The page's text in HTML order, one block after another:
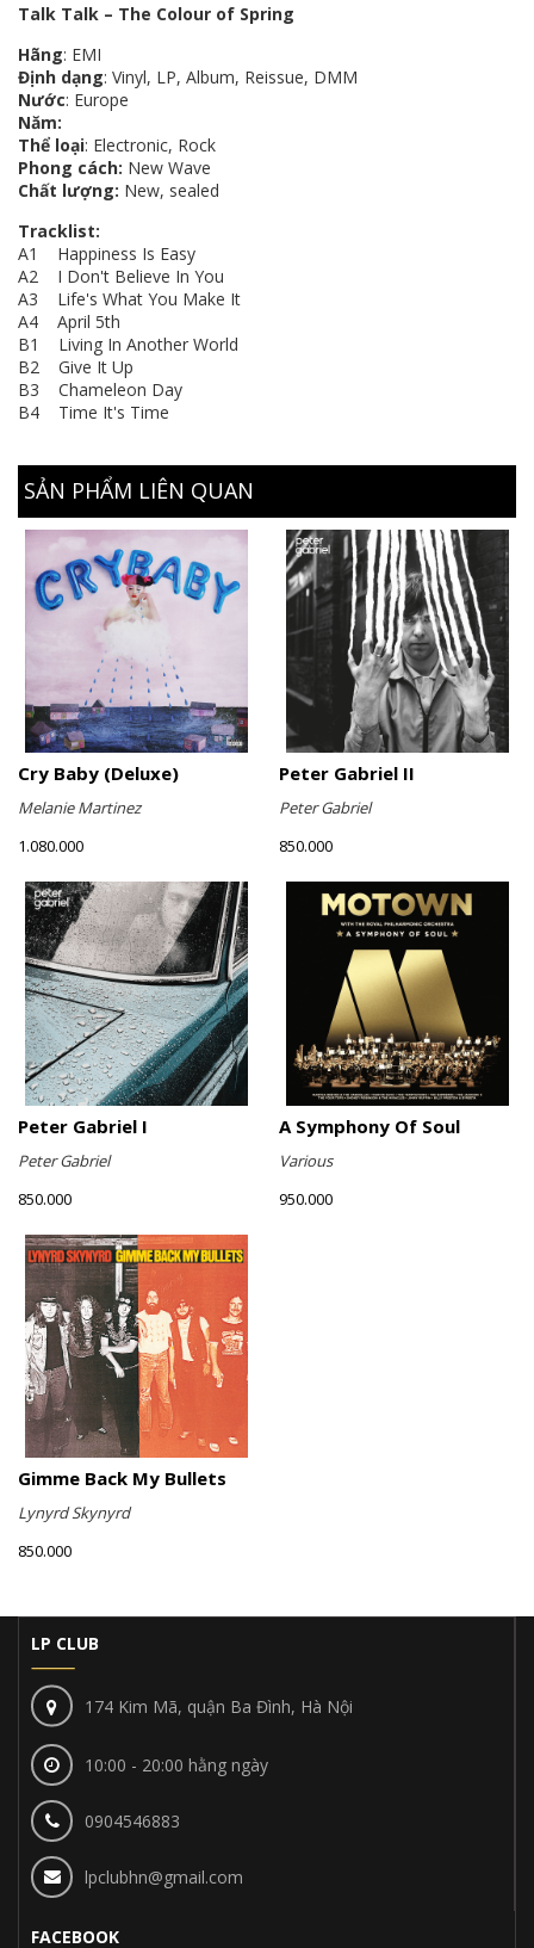
Talk Talk ‎– The Colour of Spring
Hãng: EMI
Định dạng: Vinyl, LP, Album, Reissue, DMM
Nước: Europe
Năm:
Thể loại: Electronic, Rock
Phong cách: New Wave
Chất lượng: New, sealed
Tracklist:
A1 Happiness Is Easy
A2 I Don't Believe In You
A3 Life's What You Make It
A4 April 5th
B1 Living In Another World
B2 Give It Up
B3 Chameleon Day
B4 Time It's Time
SẢN PHẨM LIÊN QUAN
Cry Baby (Deluxe)
Melanie Martinez
1.080.000
Peter Gabriel II
Peter Gabriel
850.000
Peter Gabriel I
Peter Gabriel
850.000
A Symphony Of Soul
Various
950.000
Gimme Back My Bullets
Lynyrd Skynyrd
850.000
LP CLUB
174 Kim Mã, quận Ba Đình, Hà Nội
10:00 - 20:00 hằng ngày
0904546883
lpclubhn@gmail.com
FACEBOOK